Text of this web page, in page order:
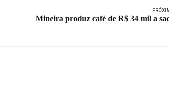
Mineira produz café de R$ 34 mil a